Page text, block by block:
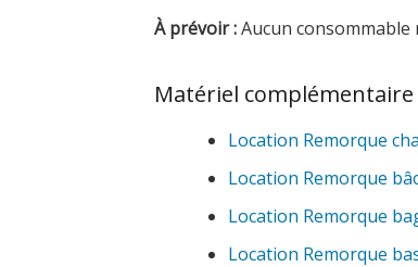
À prévoir :Aucun consommable
Matériel complémentaire
Location Remorque
Location Remorque
Location Remorque
Location Remorque